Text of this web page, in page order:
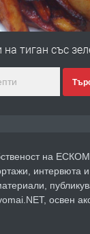
Първи поход
Уроци по
тиган със
на
интервюта и
освен